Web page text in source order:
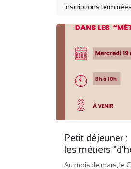
Inscriptions terminées
Petit déjeuner
les métiers
Au mois de mars, le